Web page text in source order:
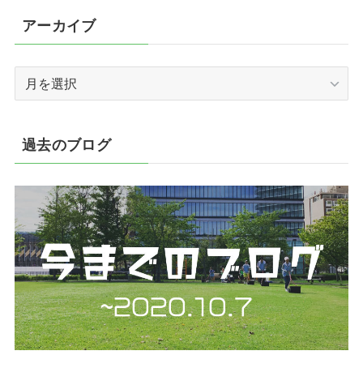
リ
ー
アーカイブ
イ
ブ
過去のブログ